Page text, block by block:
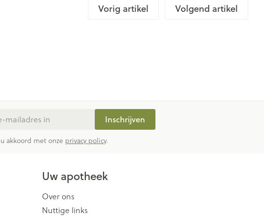
Parfums en
Vorig artikel Volgend artikel
Inschrijven
akkoord met onze privacy policy.
Uw apotheek
Over ons
Nuttige links